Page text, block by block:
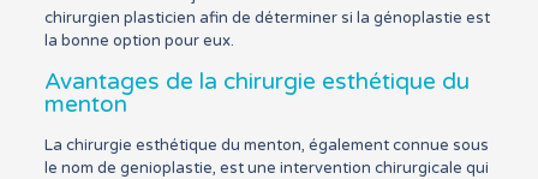
chirurgien plasticien afin de déterminer si la génoplastie est
la bonne option pour eux.
Avantages de la chirurgie esthétique du
menton
La chirurgie esthétique du menton, également connue sous
le nom de genioplastie, est une intervention chirurgicale qui